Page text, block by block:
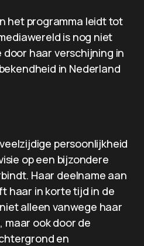
het programma leidt tot
is nog niet
door haar verschijning in
in Nederland
persoonlijkheid
op een bijzondere
Haar deelname aan
haar in korte tijd in de
alleen vanwege haar
ook door de
en